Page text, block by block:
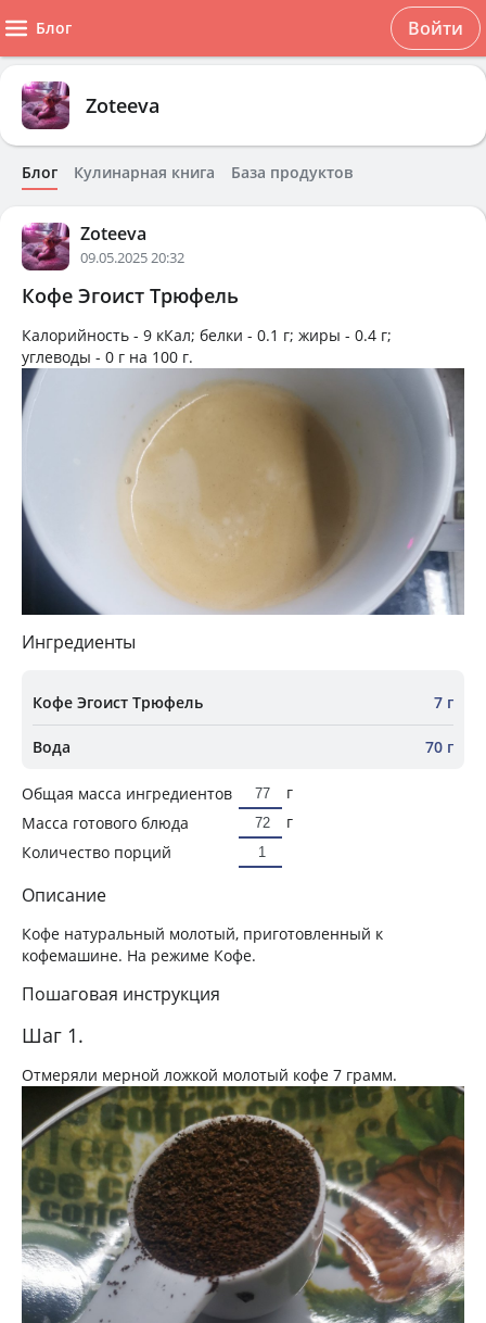
Блог Войти
Zoteeva
Блог Кулинарная книга База продуктов
Zoteeva
09.05.2025 20:32
Кофе Эгоист Трюфель
Калорийность - 9 кКал; белки - 0.1 г; жиры - 0.4 г;
углеводы - 0 г на 100 г.
Ингредиенты
Кофе Эгоист Трюфель 7 г
Вода 70 г
Общая масса ингредиентов
г
Масса готового блюда
г
Количество порций
Описание
Кофе натуральный молотый, приготовленный к
кофемашине. На режиме Кофе.
Пошаговая инструкция
Шаг 1.
Отмеряли мерной ложкой молотый кофе 7 грамм.